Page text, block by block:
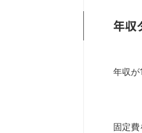
年収
年収が
固定費